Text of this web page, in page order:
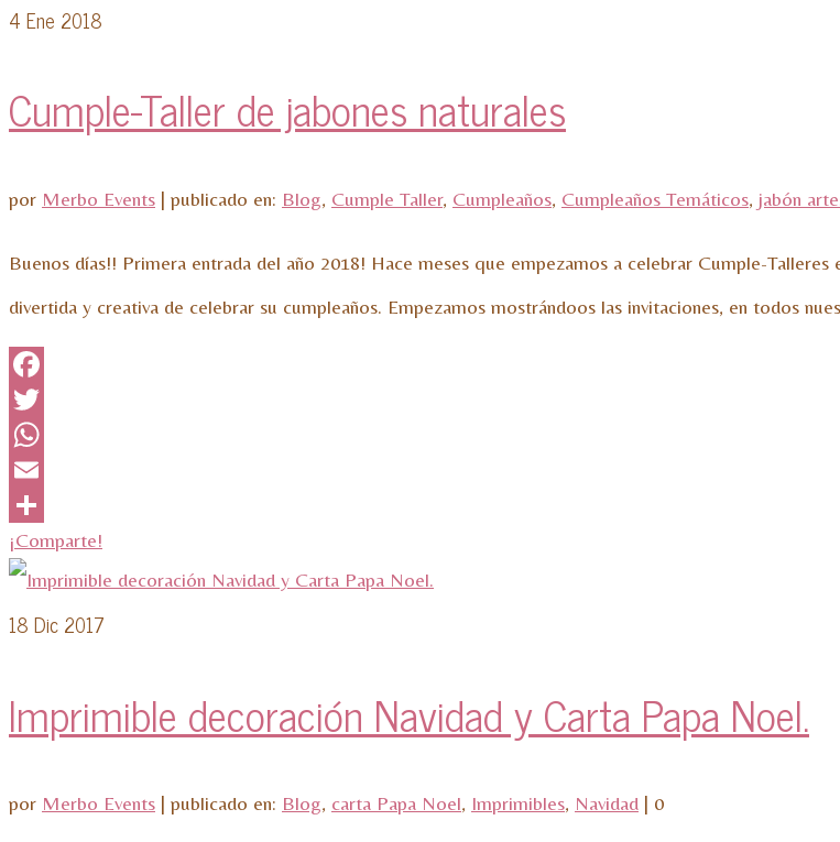
4 Ene 2018
Cumple-Taller de jabones naturales
por Merbo Events | publicado en: Blog, Cumple Taller, Cumpleaños, Cumpleaños Temáticos, jabón
Buenos días!! Primera entrada del año 2018! Hace meses que empezamos a celebrar Cumple-
divertida y creativa de celebrar su cumpleaños. Empezamos mostrándoos las invitaciones, en todos
Facebook
Twitter
WhatsApp
Email
¡Comparte!
18 Dic 2017
Imprimible decoración Navidad y Carta Papa Noel.
por Merbo Events | publicado en: Blog, carta Papa Noel, Imprimibles, Navidad | 0